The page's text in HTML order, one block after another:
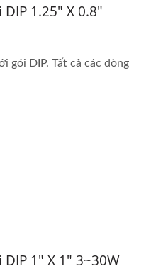
1.25" X 0.8"
gói DIP. Tất cả các dòng
1" X 1" 3~30W